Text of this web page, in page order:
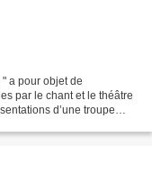
a pour objet de
par le chant et le théâtre
d’une troupe